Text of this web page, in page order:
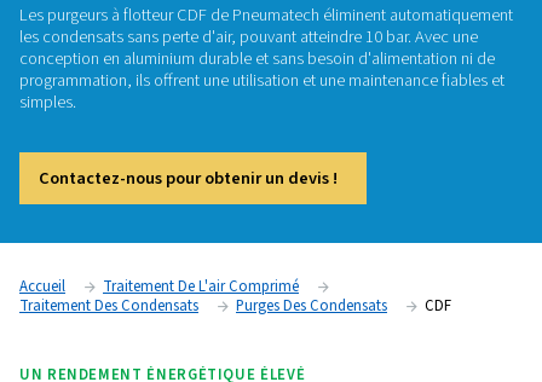
PURGES DES CONDENSATS
CDF
Les purgeurs à flotteur CDF de Pneumatech éliminent
les condensats sans perte d'air, pouvant atteindre 10 bar.
programmation, ils offrent une utilisation et une
simples.